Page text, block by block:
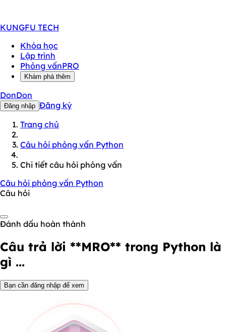
KUNGFU TECH
Khóa học
Lập trình
Phỏng vấnPRO
Khám phá thêm
DonDon
Đăng nhập Đăng ký
Trang chủ
Câu hỏi phỏng vấn Python
Chi tiết câu hỏi phỏng vấn
Câu hỏi phỏng vấn Python
Câu hỏi
Đánh dấu hoàn thành
Câu trả lời **MRO** trong Python là
gì ...
Bạn cần đăng nhập để xem